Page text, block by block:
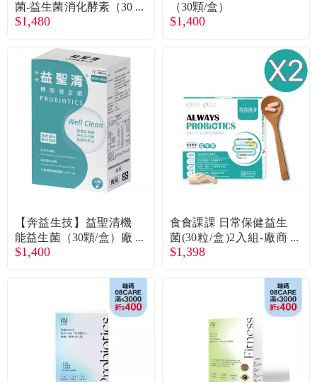
菌-益生菌消化酵素（30
包/盒）廠商直送
$1,480
（30顆/盒）
$1,400
【奔益生技】益聖清機
能益生菌（30顆/盒）廠
商直送
$1,400
食食課課 日常保健益生
菌(30粒/盒)2入組-廠商
直送
$1,398